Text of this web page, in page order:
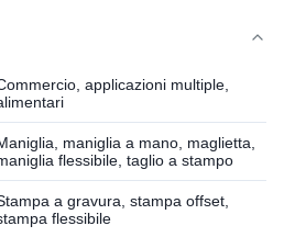
applicazioni multiple,
maniglia a mano, maglietta,
flessibile, taglio a stampo
a gravura, stampa offset,
flessibile